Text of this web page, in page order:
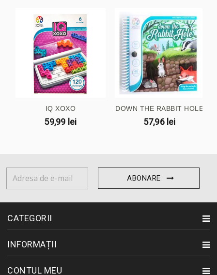
IQ XOXO
59,99 lei
DOWN THE RABBIT HOLE
57,96 lei
ABONARE
CATEGORII
INFORMAȚII
CONTUL MEU